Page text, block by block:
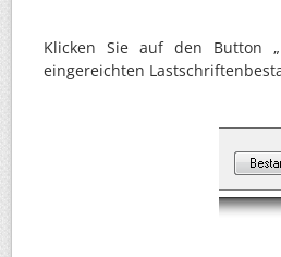
Klicken Sie auf den Button
eingereichten